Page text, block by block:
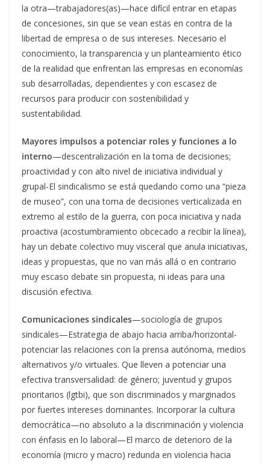
la otra—trabajadores(as)—hace difícil entrar en etapas
de concesiones, sin que se vean estas en contra de la
libertad de empresa o de sus intereses. Necesario el
conocimiento, la transparencia y un planteamiento ético
de la realidad que enfrentan las empresas en economías
sub desarrolladas, dependientes y con escasez de
recursos para producir con sostenibilidad y
sustentabilidad.
Mayores impulsos a potenciar roles y funciones a lo
interno—descentralización en la toma de decisiones;
proactividad y con alto nivel de iniciativa individual y
grupal-El sindicalismo se está quedando como una “pieza
de museo”, con una toma de decisiones verticalizada en
extremo al estilo de la guerra, con poca iniciativa y nada
proactiva (acostumbramiento obcecado a recibir la línea),
hay un debate colectivo muy visceral que anula iniciativas,
ideas y propuestas, que no van más allá o en contrario
muy escaso debate sin propuesta, ni ideas para una
discusión efectiva.
Comunicaciones sindicales—sociología de grupos
sindicales—Estrategia de abajo hacia arriba/horizontal-
potenciar las relaciones con la prensa autónoma, medios
alternativos y/o virtuales. Que lleven a potenciar una
efectiva transversalidad: de género; juventud y grupos
prioritarios (lgtbi), que son discriminados y marginados
por fuertes intereses dominantes. Incorporar la cultura
democrática—no absoluto a la discriminación y violencia
con énfasis en lo laboral—El marco de deterioro de la
economía (micro y macro) redunda en violencia hacia